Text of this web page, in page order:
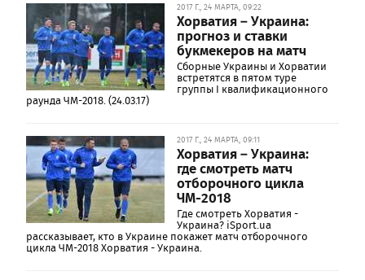
2017 Г., 24 МАРТА, 09:22
Хорватия – Украина:
прогноз и ставки
букмекеров на матч
Сборные Украины и Хорватии
встретятся в пятом туре
группы I квалификационного
раунда ЧМ-2018. (24.03.17)
2017 Г., 24 МАРТА, 09:11
Хорватия – Украина:
где смотреть матч
отборочного цикла
ЧМ-2018
Где смотреть Хорватия -
Украина? iSport.ua
рассказывает, кто в Украине покажет матч отборочного
цикла ЧМ-2018 Хорватия - Украина.